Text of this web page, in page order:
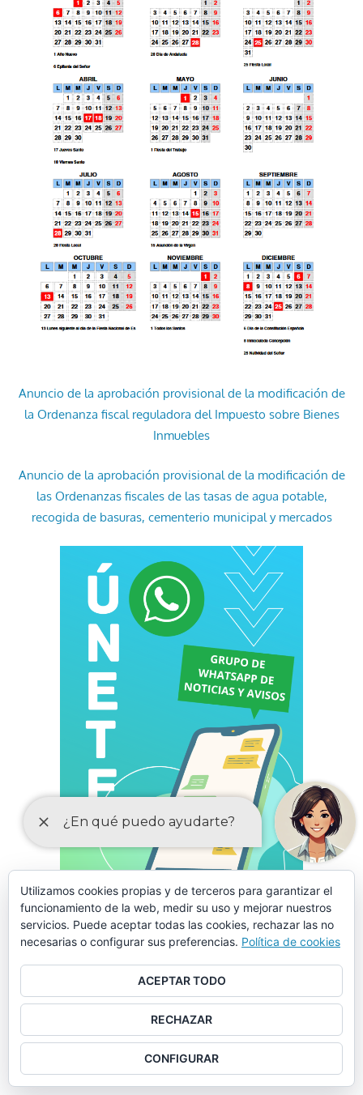
Anuncio de la aprobación provisional de la modificación de
la Ordenanza fiscal reguladora del Impuesto sobre Bienes
Inmuebles
Anuncio de la aprobación provisional de la modificación de
las Ordenanzas fiscales de las tasas de agua potable,
recogida de basuras, cementerio municipal y mercados
LA CORRESPONSABILIDADESTÁ EN TU MANO
Utilizamos cookies propias y de terceros para garantizar el
funcionamiento de la web, medir su uso y mejorar nuestros
servicios. Puede aceptar todas las cookies, rechazar las no
necesarias o configurar sus preferencias. Política de cookies
ACEPTAR TODO
RECHAZAR
CONFIGURAR